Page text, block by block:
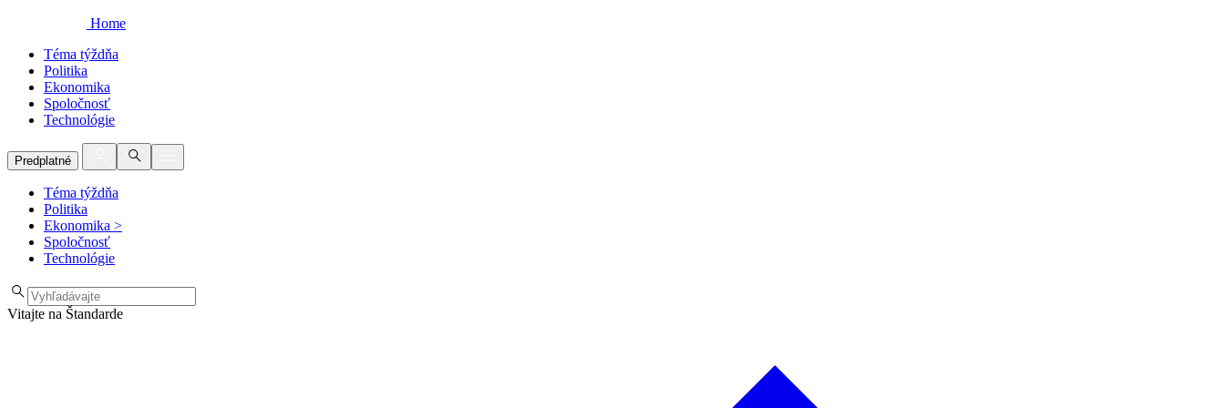
Home
Téma týždňa
Politika
Ekonomika
Spoločnosť
Technológie
Predplatné
Téma týždňa
Politika
Ekonomika >
Spoločnosť
Technológie
Vitajte na Štandarde